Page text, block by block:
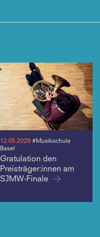
12.05.2026 #Musikschule
Basel
Gratulation den
Preisträger:innen am
SJMW-Finale